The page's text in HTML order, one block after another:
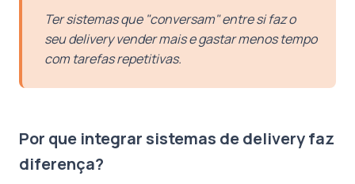
Ter sistemas que "conversam" entre si faz o
seu delivery vender mais e gastar menos tempo
com tarefas repetitivas.
Por que integrar sistemas de delivery faz
diferença?